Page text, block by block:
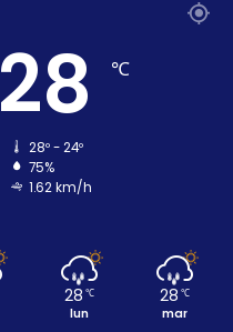
28 ℃
28º - 24º
75%
1.62 km/h
28 ℃
lun
28 ℃
mar